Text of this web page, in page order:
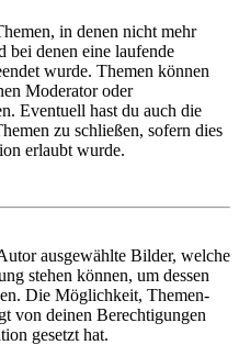
in denen nicht mehr
bei denen eine laufende
wurde. Themen können
Moderator oder
Eventuell hast du auch die
zu schließen, sofern dies
erlaubt wurde.
ausgewählte Bilder, welche
stehen können, um dessen
Die Möglichkeit, Themen-
von deinen Berechtigungen
gesetzt hat.